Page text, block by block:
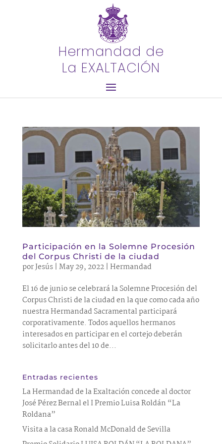
Hermandad de
La EXALTACIÓN
Participación en la Solemne Procesión
del Corpus Christi de la ciudad
porJesús| May 29, 2022| Hermandad
El 16 de junio se celebrará la Solemne Procesión del
Corpus Christi de la ciudad en la que como cada año
nuestra Hermandad Sacramental participará
corporativamente. Todos aquellos hermanos
interesados en participar en el cortejo deberán
solicitarlo antes del 10 de...
Entradas recientes
La Hermandad de la Exaltación concede al doctor
José Pérez Bernal el I Premio Luisa Roldán “La
Roldana”
Visita a la casa Ronald McDonald de Sevilla